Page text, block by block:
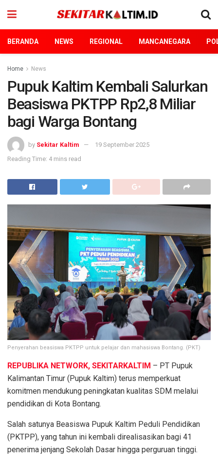
BERANDA NEWS REGIONAL MANCANEGARA
Home News
Pupuk Kaltim Kembali Salurkan
Beasiswa PKTPP Rp2,8 Miliar
bagi Warga Bontang
by Sekitar Kaltim
19 September 2025
Reading Time: 4 mins read
Penyerahan beasiswa PKTPP untuk pelajar dan mahasiswa Bontang. (PKT)
REPUBLIKA NETWORK, SEKITARKALTIM – PT Pupuk
Kalimantan Timur (Pupuk Kaltim) terus memperkuat
komitmen mendukung peningkatan kualitas SDM melalui
pendidikan di Kota Bontang.
Salah satunya Beasiswa Pupuk Kaltim Peduli Pendidikan
(PKTPP), yang tahun ini kembali direalisasikan bagi 41
penerima jenjang Sekolah Dasar hingga perguruan tinggi.